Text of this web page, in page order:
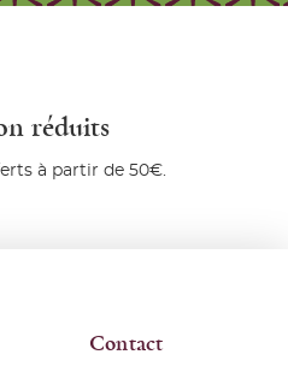
réduits
à partir de 50€.
Contact